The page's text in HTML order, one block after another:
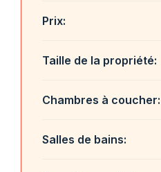
Prix:
Taille de la propriété:
Chambres à coucher:
Salles de bains: